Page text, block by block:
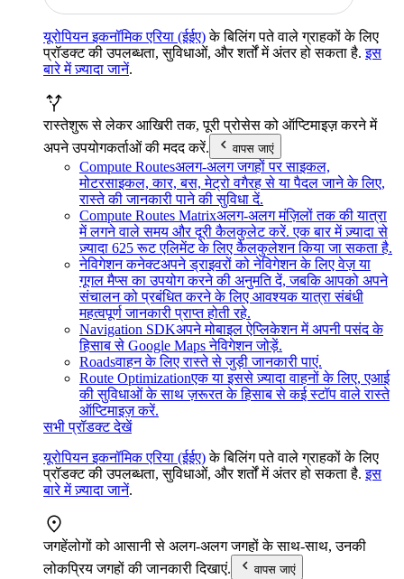
यूरोपियन इकनॉमिक एरिया (ईईए)के बिलिंग पते वाले ग्राहकों के लिए
प्रॉडक्ट की उपलब्धता, सुविधाओं, और शर्तों में अंतर हो सकता है.इस
बारे में ज़्यादा जानें.
रास्तेशुरू से लेकर आखिरी तक, पूरी प्रोसेस को ऑप्टिमाइज़ करने में
अपने उपयोगकर्ताओं की मदद करें.
वापस जाएं
Compute Routesअलग-अलग जगहों पर साइकल,
मोटरसाइकल, कार, बस, मेट्रो वगैरह से या पैदल जाने के लिए,
रास्ते की जानकारी पाने की सुविधा दें.
Compute Routes Matrixअलग-अलग मंज़िलों तक की यात्रा
में लगने वाले समय और दूरी कैलकुलेट करें. एक बार में ज़्यादा से
ज़्यादा 625 रूट एलिमेंट के लिए कैलकुलेशन किया जा सकता है.
नेविगेशन कनेक्टअपने ड्राइवरों को नेविगेशन के लिए वेज़ या
गूगल मैप्स का उपयोग करने की अनुमति दें, जबकि आपको अपने
संचालन को प्रबंधित करने के लिए आवश्यक यात्रा संबंधी
महत्वपूर्ण जानकारी प्राप्त होती रहे.
Navigation SDKअपने मोबाइल ऐप्लिकेशन में अपनी पसंद के
हिसाब से Google Maps नेविगेशन जोड़ें.
Roadsवाहन के लिए रास्ते से जुड़ी जानकारी पाएं.
Route Optimizationएक या इससे ज़्यादा वाहनों के लिए, एआई
की सुविधाओं के साथ ज़रूरत के हिसाब से कई स्टॉप वाले रास्ते
ऑप्टिमाइज़ करें.
सभी प्रॉडक्ट देखें
यूरोपियन इकनॉमिक एरिया (ईईए)के बिलिंग पते वाले ग्राहकों के लिए
प्रॉडक्ट की उपलब्धता, सुविधाओं, और शर्तों में अंतर हो सकता है.इस
बारे में ज़्यादा जानें.
जगहेंलोगों को आसानी से अलग-अलग जगहों के साथ-साथ, उनकी
लोकप्रिय जगहों की जानकारी दिखाएं.
वापस जाएं